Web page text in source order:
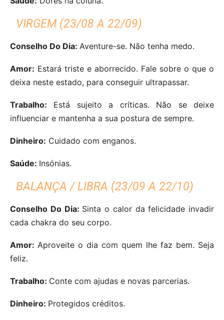
VIRGEM (23/08 A 22/09)
Conselho Do Dia: Aventure-se. Não tenha medo.
Amor: Estará triste e aborrecido. Fale sobre o que o
deixa neste estado, para conseguir ultrapassar.
Trabalho: Está sujeito a críticas. Não se deixe
influenciar e mantenha a sua postura de sempre.
Dinheiro: Cuidado com enganos.
Saúde: Insónias.
BALANÇA / LIBRA (23/09 A 22/10)
Conselho Do Dia: Sinta o calor da felicidade invadir
cada chakra do seu corpo.
Amor: Aproveite o dia com quem lhe faz bem. Seja
feliz.
Trabalho: Conte com ajudas e novas parcerias.
Dinheiro: Protegidos créditos.